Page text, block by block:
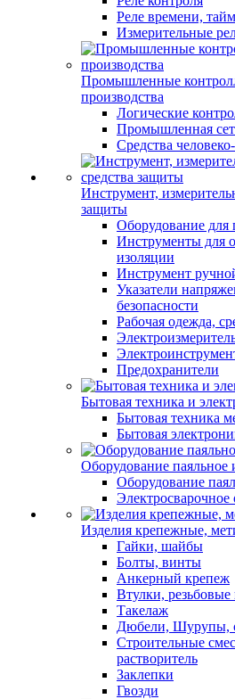
Реле времени,
Измерительные
Промышленные
производства
Логические
Промышленная
Средства
Инструмент,
защиты
Оборудование для
Инструменты для
изоляции
Инструмент
Указатели
безопасности
Рабочая одежда,
Предохранители
Бытовая техника и
Бытовая техника
Бытовая
Оборудование паяльное
Оборудование
Электросварочное
Изделия крепежные,
Гайки, шайбы
Болты, винты
Анкерный крепеж
Втулки,
Такелаж
Дюбели, Шурупы,
Строительные
растворитель
Заклепки
Гвозди